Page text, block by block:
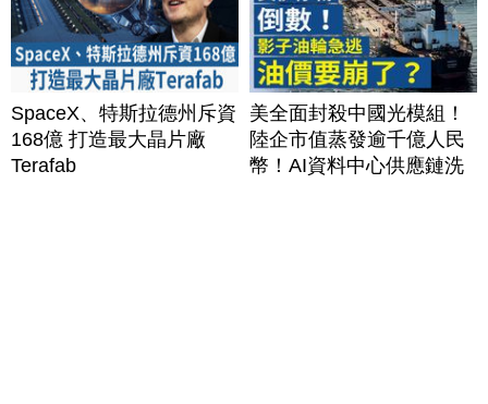
SpaceX、特斯拉德州斥資
168億 打造最大晶片廠
Terafab
美全面封殺中國光模組！
陸企市值蒸發逾千億人民
幣！AI資料中心供應鏈洗